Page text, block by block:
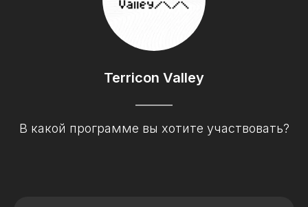
Terricon Valley
В какой программе вы хотите участвовать?